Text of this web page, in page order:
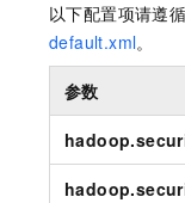
以下配置项请遵
default.xml。
参数